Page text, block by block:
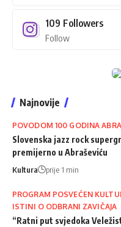
109 Followers
Follow
Najnovije
POVODOM 100 GODINA
Slovenska jazz rock
premijerno u Abraševiću
Kultura prije 1 min
PROGRAM POSVEĆEN
ISTINI O ODBRANI ZAVIČAJA
“Ratni put svjedoka